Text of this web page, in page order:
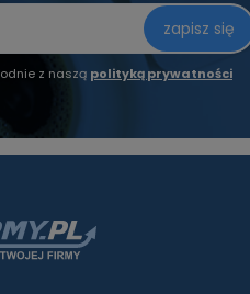
zapisz się
z naszą polityką prywatności